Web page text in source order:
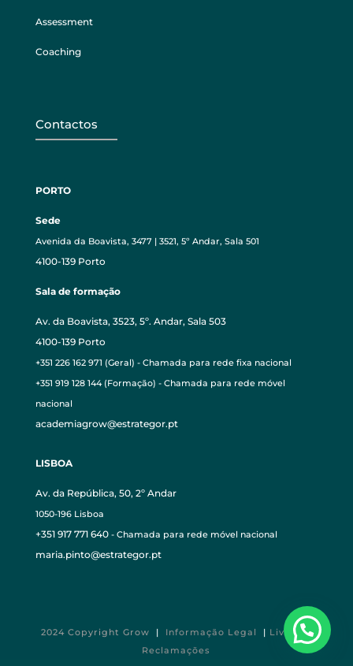
Assessment
Coaching
Contactos
PORTO
Sede
Avenida da Boavista, 3477 | 3521, 5º Andar, Sala 501
4100-139 Porto
Sala de formação
Av. da Boavista, 3523, 5º. Andar, Sala 503
4100-139 Porto
+351 226 162 971 (Geral) - Chamada para rede fixa nacional
+351 919 128 144 (Formação) - Chamada para rede móvel
nacional
academiagrow@estrategor.pt
LISBOA
Av. da República, 50, 2º Andar
1050-196 Lisboa
+351 917 771 640- Chamada para rede móvel nacional
maria.pinto@estrategor.pt
2024 Copyright Grow | Informação Legal | Livro de
Reclamações